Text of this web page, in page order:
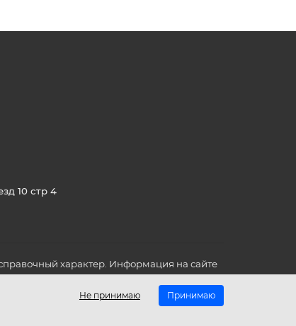
Не принимаю Принимаю
10 стр 4
характер. Информация на сайте
для вас важных характеристиках в товаре